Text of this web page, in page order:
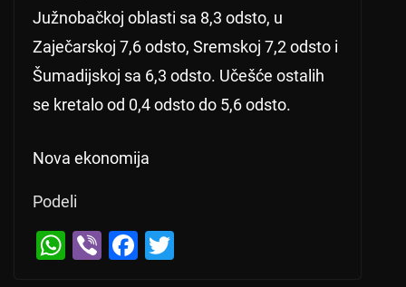
Južnobačkoj oblasti sa 8,3 odsto, u
Zaječarskoj 7,6 odsto, Sremskoj 7,2 odsto i
Šumadijskoj sa 6,3 odsto. Učešće ostalih
se kretalo od 0,4 odsto do 5,6 odsto.
Nova ekonomija
Podeli
W Vi F